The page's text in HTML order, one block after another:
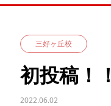
三好ヶ丘校
初投稿！！
2022.06.02